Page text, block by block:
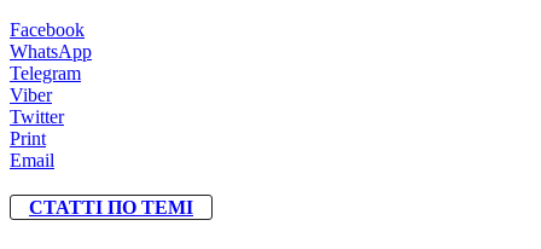
Facebook
WhatsApp
Telegram
Viber
Twitter
Print
Email
СТАТТІ ПО ТЕМІ